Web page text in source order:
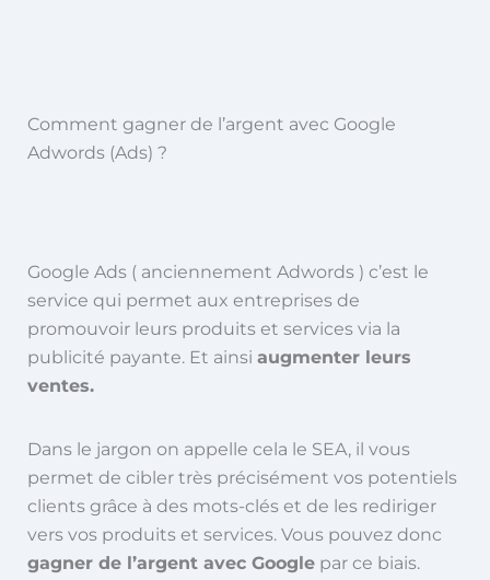
Comment gagner de l’argent avec Google
Adwords (Ads) ?
Google Ads ( anciennement Adwords ) c’est le
service qui permet aux entreprises de
promouvoir leurs produits et services via la
publicité payante. Et ainsi augmenter leurs
ventes.
Dans le jargon on appelle cela le SEA, il vous
permet de cibler très précisément vos potentiels
clients grâce à des mots-clés et de les rediriger
vers vos produits et services. Vous pouvez donc
gagner de l’argent avec Googlepar ce biais.